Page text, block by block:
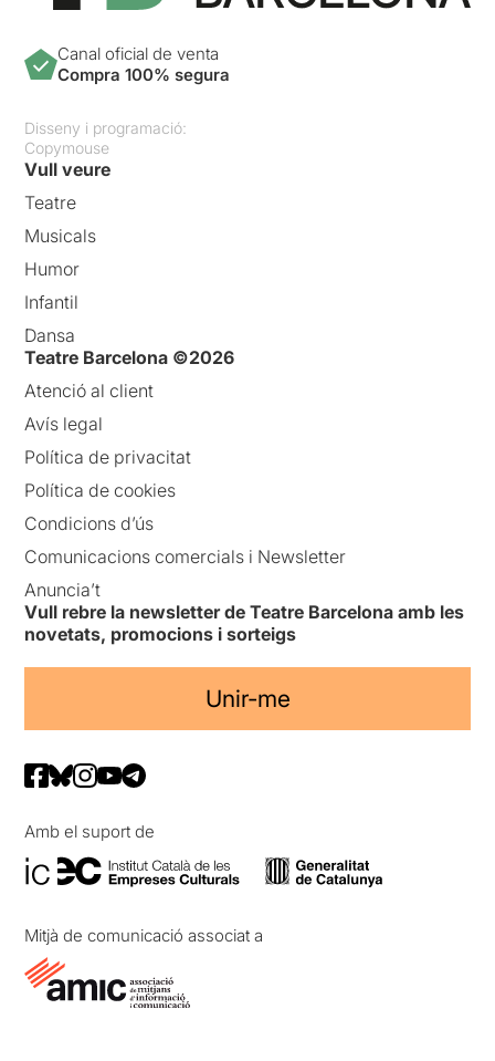
Canal oficial de venta
Compra 100% segura
Disseny i programació:
Copymouse
Vull veure
Teatre
Musicals
Humor
Infantil
Dansa
Teatre Barcelona ©2026
Atenció al client
Avís legal
Política de privacitat
Política de cookies
Condicions d’ús
Comunicacions comercials i Newsletter
Anuncia’t
Vull rebre la newsletter de Teatre Barcelona amb les
novetats, promocions i sorteigs
Unir-me
Amb el suport de
Mitjà de comunicació associat a